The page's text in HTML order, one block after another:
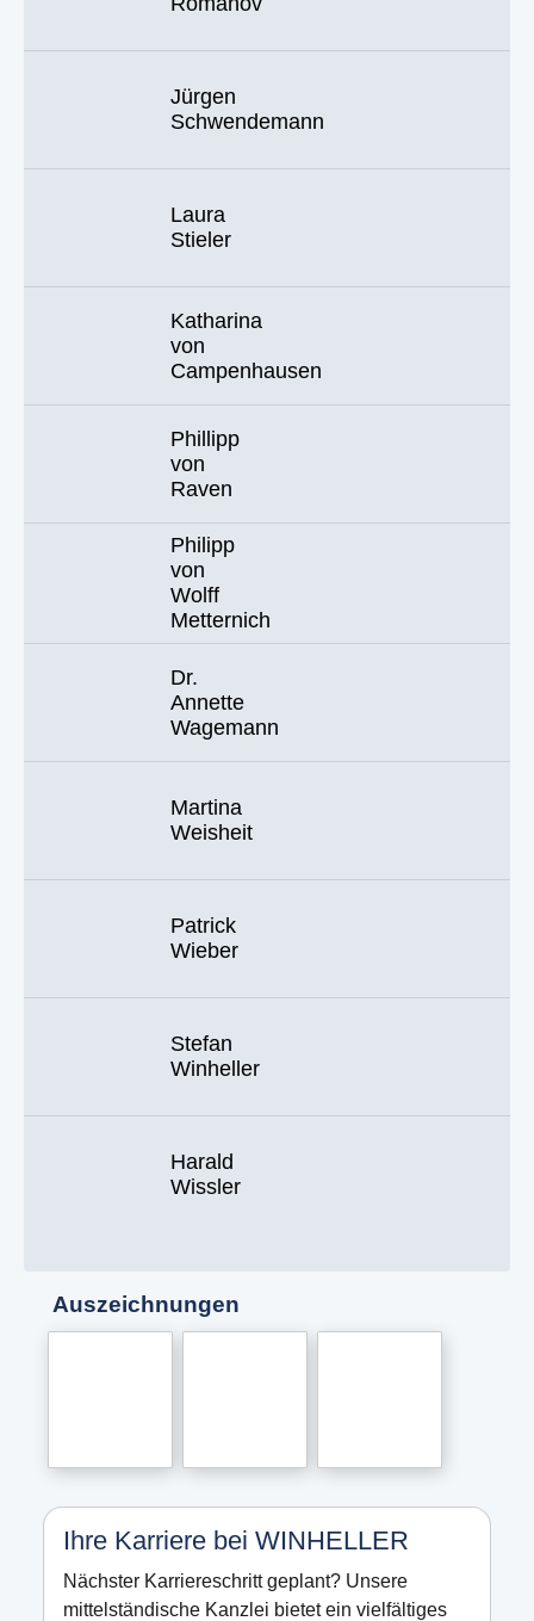
Jürgen
Schwendemann
Laura
Stieler
Katharina
von
Campenhausen
Phillipp
von
Raven
Philipp
von
Wolff
Metternich
Dr.
Annette
Wagemann
Martina
Weisheit
Patrick
Wieber
Stefan
Winheller
Harald
Wissler
Auszeichnungen
Ihre Karriere bei WINHELLER
Nächster Karriereschritt geplant? Unsere
mittelständische Kanzlei bietet ein vielfältiges